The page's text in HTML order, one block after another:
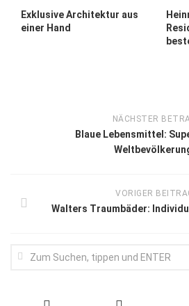
Exklusive Architektur aus
einer Hand
NÄCHSTER
Blaue Lebensmittel:
VORIGER
Walters Traumbäder: